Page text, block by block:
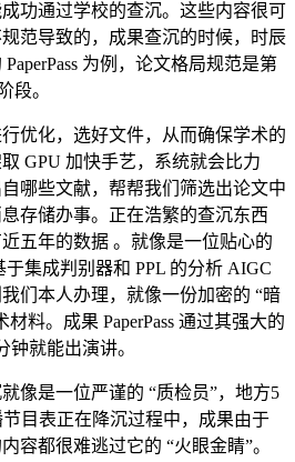
功通过学校的查沉。这些内容很可
范导致的，成果查沉的时候，时辰
为例，论文格局规范是第
段。
化，选好文件，从而确保学术的
GPU 加快手艺，系统就会比力
哪些文献，帮帮我们筛选出论文中
存储办事。正在浩繁的查沉东西
五年的数据 。就像是一位贴心的
于集成判别器和 PPL 的分析 AIGC
们本人办理，就像一份加密的 “暗
料。成果 PaperPass 通过其强大的
钟就能出演讲。
是一位严谨的 “质检员”，地方5
目表正在降沉过程中，成果由于
容都很难逃过它的 “火眼金睛”。